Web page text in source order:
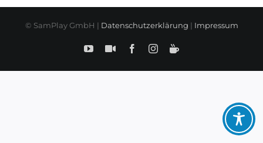
© SamPlay GmbH | Datenschutzerklärung | Impressum
YouTubeSamPlayFacebookInstagramBuyMeCoffe